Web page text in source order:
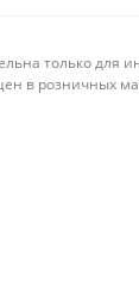
только для
в розничных